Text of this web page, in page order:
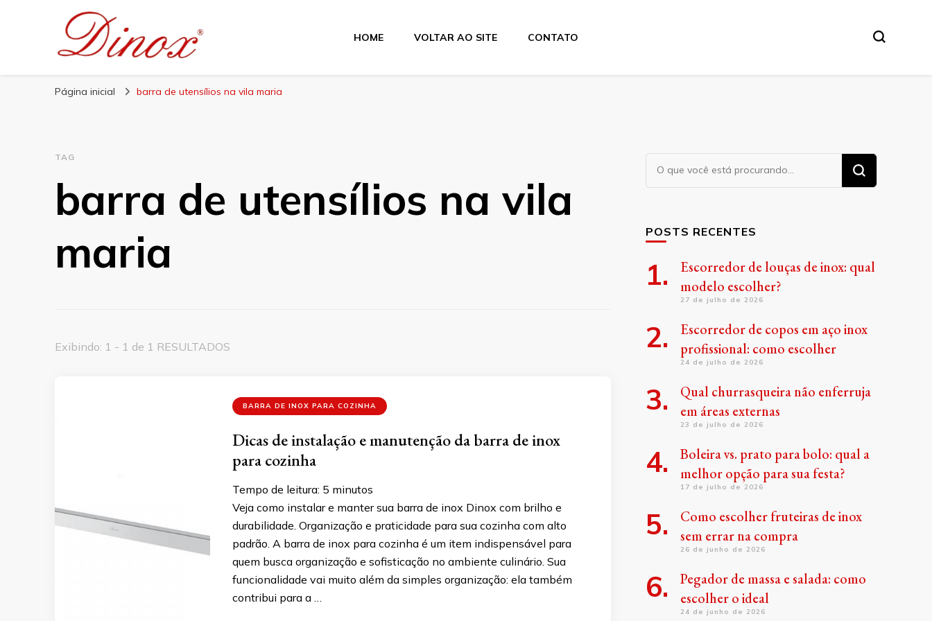
Blog Dinox
HOME VOLTAR AO SITE CONTATO
Página inicial barra de utensílios na vila maria
TAG
barra de utensílios na vila
maria
Exibindo: 1 - 1 de 1 RESULTADOS
BARRA DE INOX PARA COZINHA
Dicas de instalação e manutenção da barra de inox
para cozinha
Tempo de leitura: 5 minutos
Veja como instalar e manter sua barra de inox Dinox com brilho e
durabilidade. Organização e praticidade para sua cozinha com alto
padrão. A barra de inox para cozinha é um item indispensável para
quem busca organização e sofisticação no ambiente culinário. Sua
funcionalidade vai muito além da simples organização: ela também
contribui para a …
Procurando
algo?
POSTS RECENTES
Escorredor de louças de inox: qual
modelo escolher?
27 de julho de 2026
Escorredor de copos em aço inox
profissional: como escolher
24 de julho de 2026
Qual churrasqueira não enferruja
em áreas externas
23 de julho de 2026
Boleira vs. prato para bolo: qual a
melhor opção para sua festa?
17 de julho de 2026
Como escolher fruteiras de inox
sem errar na compra
26 de junho de 2026
Pegador de massa e salada: como
escolher o ideal
24 de junho de 2026